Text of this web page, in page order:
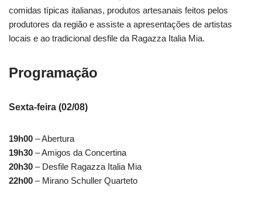
comidas típicas italianas, produtos artesanais feitos pelos
produtores da região e assiste a apresentações de artistas
locais e ao tradicional desfile da Ragazza Italia Mia.
Programação
Sexta-feira (02/08)
19h00 – Abertura
19h30 – Amigos da Concertina
20h30 – Desfile Ragazza Italia Mia
22h00 – Mirano Schuller Quarteto